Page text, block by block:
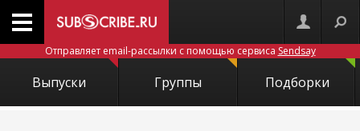
Отправляет email-рассылки с помощью сервиса Sendsay
Выпуски Группы Подборки